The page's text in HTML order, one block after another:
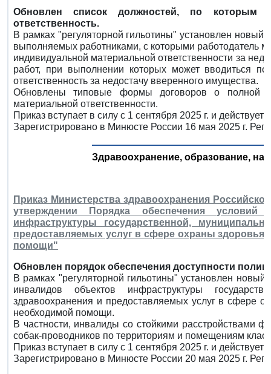
Обновлен список должностей, по которым
ответственность.
В рамках "регуляторной гильотины" установлен
выполняемых работниками, с которыми работодатель
индивидуальной материальной ответственности за
работ, при выполнении которых может вводиться
ответственность за недостачу вверенного имущества.
Обновлены типовые формы договоров о полной
материальной ответственности.
Приказ вступает в силу с 1 сентября 2025 г. и действует
Зарегистрировано в Минюсте России 16 мая 2025 г.
Здравоохранение, образование,
Приказ Министерства здравоохранения
утверждении Порядка обеспечения
инфраструктуры государственной,
предоставляемых услуг в сфере охраны
помощи"
Обновлен порядок обеспечения доступности
В рамках "регуляторной гильотины" установлен новый
инвалидов объектов инфраструктуры
здравоохранения и предоставляемых услуг в сфере
необходимой помощи.
В частности, инвалиды со стойкими расстройствами
собак-проводников по территориям и помещениям
Приказ вступает в силу с 1 сентября 2025 г. и действует
Зарегистрировано в Минюсте России 20 мая 2025 г.